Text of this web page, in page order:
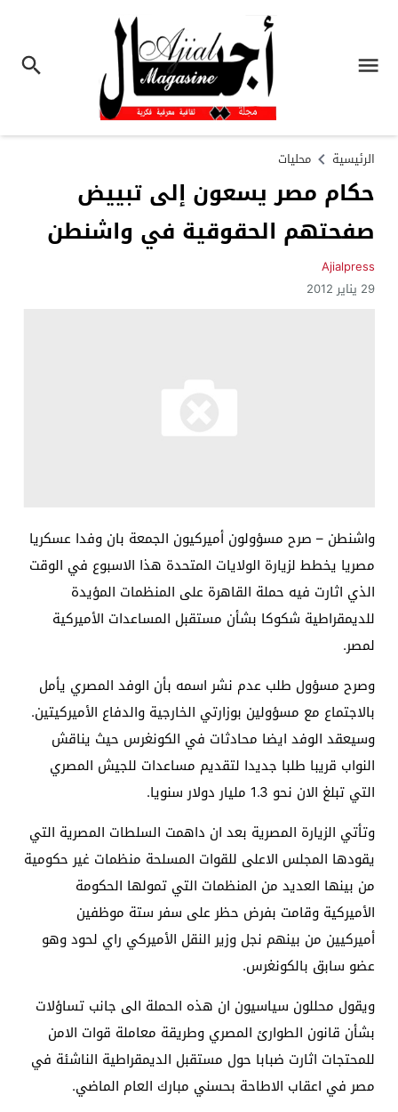
الرئيسية محليات
حكام مصر يسعون إلى تبييض
صفحتهم الحقوقية في واشنطن
Ajialpress
29 يناير 2012
واشنطن – صرح مسؤولون أميركيون الجمعة بان وفدا عسكريا
مصريا يخطط لزيارة الولايات المتحدة هذا الاسبوع في الوقت
الذي اثارت فيه حملة القاهرة على المنظمات المؤيدة
للديمقراطية شكوكا بشأن مستقبل المساعدات الأميركية
لمصر.
وصرح مسؤول طلب عدم نشر اسمه بأن الوفد المصري يأمل
بالاجتماع مع مسؤولين بوزارتي الخارجية والدفاع الأميركيتين.
وسيعقد الوفد ايضا محادثات في الكونغرس حيث يناقش
النواب قريبا طلبا جديدا لتقديم مساعدات للجيش المصري
التي تبلغ الان نحو 1.3 مليار دولار سنويا.
وتأتي الزيارة المصرية بعد ان داهمت السلطات المصرية التي
يقودها المجلس الاعلى للقوات المسلحة منظمات غير حكومية
من بينها العديد من المنظمات التي تمولها الحكومة
الأميركية وقامت بفرض حظر على سفر ستة موظفين
أميركيين من بينهم نجل وزير النقل الأميركي راي لحود وهو
عضو سابق بالكونغرس.
ويقول محللون سياسيون ان هذه الحملة الى جانب تساؤلات
بشأن قانون الطوارئ المصري وطريقة معاملة قوات الامن
للمحتجات اثارت ضبابا حول مستقبل الديمقراطية الناشئة في
مصر في اعقاب الاطاحة بحسني مبارك العام الماضي.